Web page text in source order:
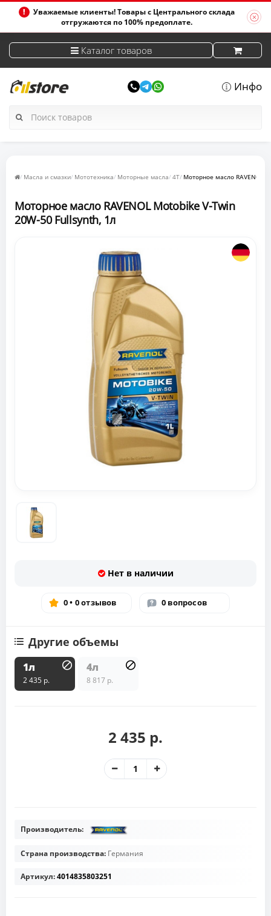
Уважаемые клиенты! Товары с Центрального склада
отгружаются по 100% предоплате.
Каталог товаров
Инфо
Масла и смазки Мототехника Моторные масла 4T Моторное масло RAVENOL
Моторное масло RAVENOL Motobike V-Twin
20W-50 Fullsynth, 1л
Нет в наличии
0 • 0 отзывов 0 вопросов
Другие объемы
1л
2 435 р.
4л
8 817 р.
2 435 р.
Производитель:
Страна производства: Германия
Артикул:4014835803251